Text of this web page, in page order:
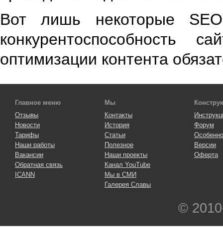
Вот лишь некоторые
конкурентоспособность
оптимизации контента
Главное меню
Отзывы
Новости
Тарифы
Наши работы
Вакансии
Обратная связь
ICANN
Мы
Контакты
История
Статьи
Полезное
Наши проекты
Канал YouTube
Мы в СМИ
Галерея Славы
Форум
Версии
Оферта
©